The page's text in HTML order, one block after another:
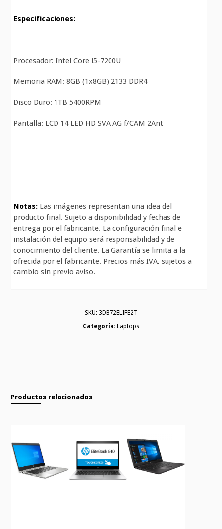
Especificaciones:
Procesador: Intel Core i5-7200U
Memoria RAM: 8GB (1x8GB) 2133 DDR4
Disco Duro: 1TB 5400RPM
Pantalla: LCD 14 LED HD SVA AG f/CAM 2Ant
Notas: Las imágenes representan una idea del
producto final. Sujeto a disponibilidad y fechas de
entrega por el fabricante. La configuración final e
instalación del equipo será responsabilidad y de
conocimiento del cliente. La Garantía se limita a la
ofrecida por el fabricante. Precios más IVA, sujetos a
cambio sin previo aviso.
SKU: 3DB72ELIFE2T
Categoría: Laptops
Productos relacionados